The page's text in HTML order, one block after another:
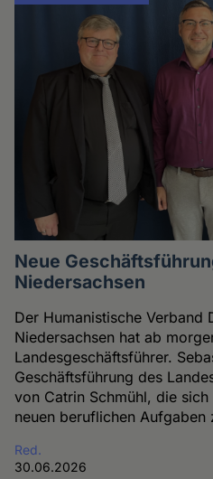
Neue
Niedersachsen
Der Humanistische Verband
Niedersachsen hat ab
Landesgeschäftsführer.
Geschäftsführung des
von Catrin Schmühl, die
neuen beruflichen Aufgaben
Red.
30.06.2026